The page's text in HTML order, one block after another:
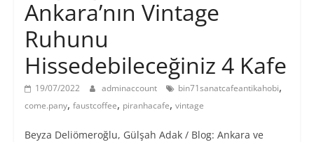
Ankara’nın Vintage
Ruhunu
Hissedebileceğiniz 4 Kafe
19/07/2022 adminaccount bin71sanatcafeantikahobi,
come.pany, faustcoffee, piranhacafe, vintage
Beyza Deliömeroğlu, Gülşah Adak / Blog: Ankara ve